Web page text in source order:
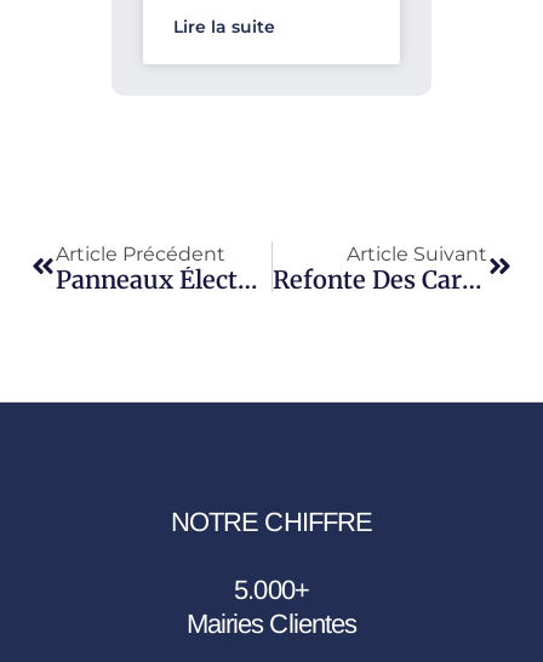
Lire la suite
Article Précédent
Panneaux Électoraux : Les Règles Pour Les Municipales
Article Suivant
Refonte Des Cartes Électorales 2027 : Le Guide Pour Mairies
NOTRE CHIFFRE
Mairies Clientes
5.000+